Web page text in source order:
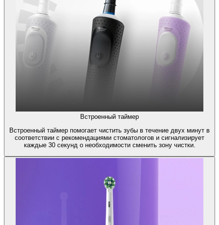
Встроенный таймер
Встроенный таймер помогает чистить зубы в течение двух минут в
соответствии с рекомендациями стоматологов и сигнализирует
каждые 30 секунд о необходимости сменить зону чистки.